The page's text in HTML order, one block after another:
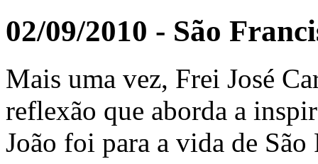
02/09/2010 - São
Mais uma vez, Frei José
reflexão que aborda a
João foi para a vida de São